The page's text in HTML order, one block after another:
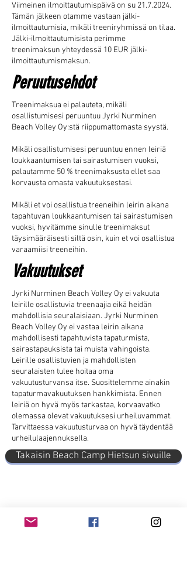
Viimeinen ilmoittautumispäivä on su 21.7.2024.
Tämän jälkeen otamme vastaan jälki-
ilmoittautumisia, mikäli treeniryhmissä on tilaa.
Jälki-ilmoittautumisista perimme
treenimaksun yhteydessä 10 EUR jälki-
ilmoittautumismaksun.
Peruutusehdot
Treenimaksua ei palauteta, mikäli
osallistumisesi peruuntuu Jyrki Nurminen
Beach Volley Oy:stä riippumattomasta syystä.
Mikäli osallistumisesi peruuntuu ennen leiriä
loukkaantumisen tai sairastumisen vuoksi,
palautamme 50 % treenimaksusta ellet saa
korvausta omasta vakuutuksestasi.
Mikäli et voi osallistua treeneihin leirin aikana
tapahtuvan loukkaantumisen tai sairastumisen
vuoksi, hyvitämme sinulle treenimaksut
täysimääräisesti siltä osin, kuin et voi osallistua
varaamiisi treeneihin.
Vakuutukset
Jyrki Nurminen Beach Volley Oy ei vakuuta
leirille osallistuvia treenaajia eikä heidän
mahdollisia seuralaisiaan. Jyrki Nurminen
Beach Volley Oy ei vastaa leirin aikana
mahdollisesti tapahtuvista tapaturmista,
sairastapauksista tai muista vahingoista.
Leirille osallistuvien ja mahdollisten
seuralaisten tulee hoitaa oma
vakuutusturvansa itse. Suosittelemme ainakin
tapaturmavakuutuksen hankkimista. Ennen
leiriä on hyvä myös tarkastaa, korvaavatko
olemassa olevat vakuutuksesi urheiluvammat.
Tarvittaessa vakuutusturvaa on hyvä täydentää
urheilulaajennuksella.
Takaisin Beach Camp Hietsun sivuille